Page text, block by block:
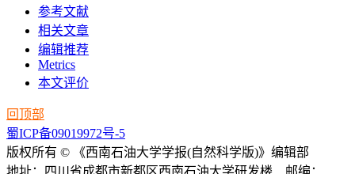
参考文献
相关文章
编辑推荐
Metrics
本文评价
回顶部
蜀ICP备09019972号-5
版权所有 © 《西南石油大学学报(自然科学版)》编辑部
地址：四川省成都市新都区西南石油大学研发楼 邮编：